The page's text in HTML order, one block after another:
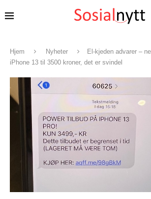
Hjem Nyheter
El-kjeden advarer –
iPhone 13 til 3500 kroner, det er svindel